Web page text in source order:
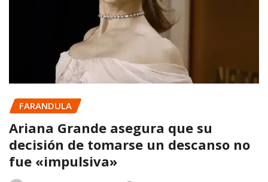
FARANDULA
Ariana Grande asegura que su
decisión de tomarse un descanso no
fue «impulsiva»